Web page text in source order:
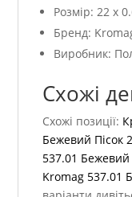
Розмір: 22 x
Бренд:
Виробник:
Схожі
Схожі позиції:
Бежевий Пісок
537.01
Kromag 537.01